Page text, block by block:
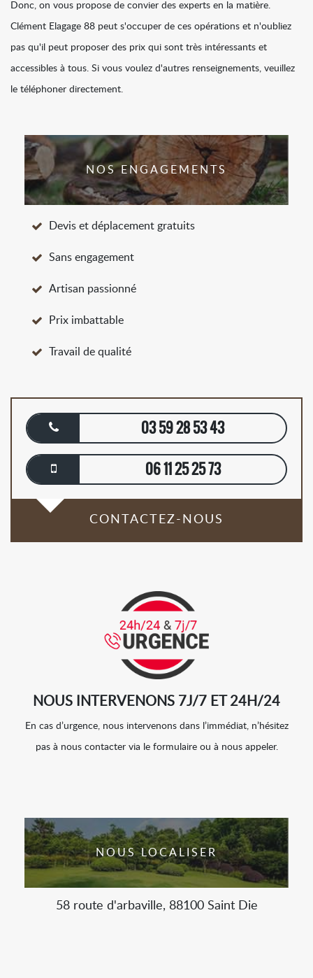
Donc, on vous propose de convier des experts en la matière.
Clément Elagage 88 peut s'occuper de ces opérations et n'oubliez
pas qu'il peut proposer des prix qui sont très intéressants et
accessibles à tous. Si vous voulez d'autres renseignements, veuillez
le téléphoner directement.
NOS ENGAGEMENTS
Devis et déplacement gratuits
Sans engagement
Artisan passionné
Prix imbattable
Travail de qualité
03 59 28 53 43
06 11 25 25 73
CONTACTEZ-NOUS
NOUS INTERVENONS 7J/7 ET 24H/24
En cas d’urgence, nous intervenons dans l’immédiat, n’hésitez
pas à nous contacter via le formulaire ou à nous appeler.
NOUS LOCALISER
58 route d'arbaville, 88100 Saint Die